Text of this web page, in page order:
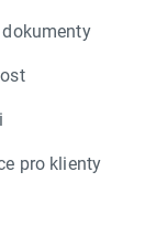
pro klienty